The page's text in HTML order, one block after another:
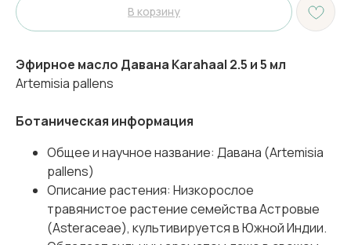
В корзину
Эфирное масло Давана Karahaal 2.5 и 5 мл
Artemisia pallens
Ботаническая информация
Общее и научное название: Давана (Artemisia
pallens)
Описание растения: Низкорослое
травянистое растение семейства Астровые
(Asteraceae), культивируется в Южной Индии.